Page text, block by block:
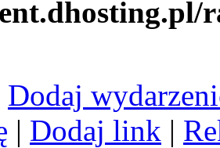
Dodaj
| Dodaj link |